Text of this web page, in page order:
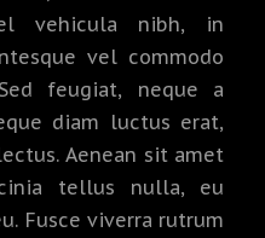
vehicula nibh, in
vel commodo
feugiat, neque a
diam luctus erat,
Aenean sit amet
tellus nulla, eu
Fusce viverra rutrum